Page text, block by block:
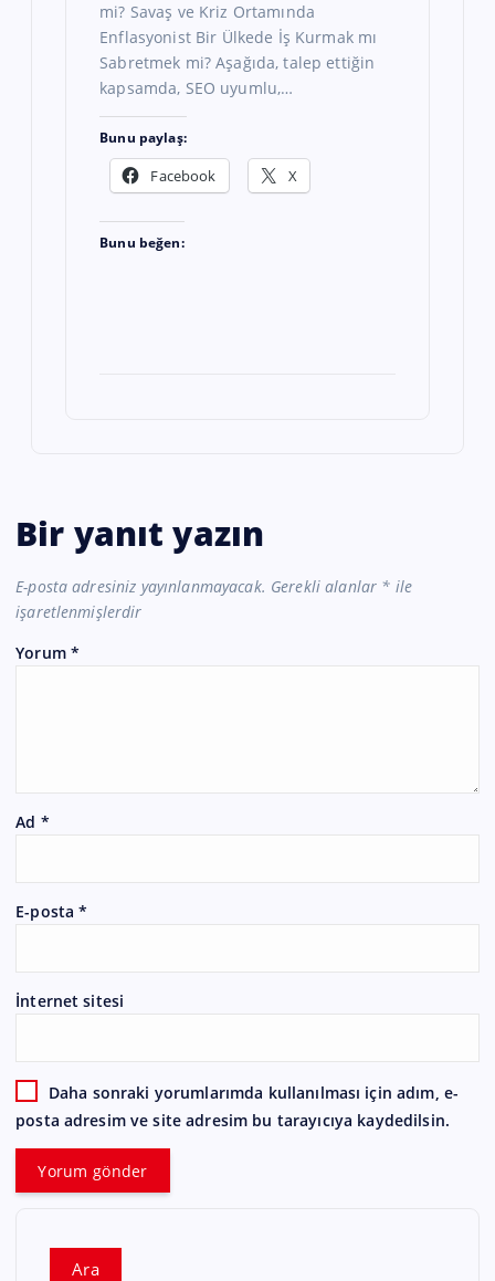
mi? Savaş ve Kriz Ortamında
Enflasyonist Bir Ülkede İş Kurmak mı
Sabretmek mi? Aşağıda, talep ettiğin
kapsamda, SEO uyumlu,…
Bunu paylaş:
Facebook X
Bunu beğen:
Bir yanıt yazın
E-posta adresiniz yayınlanmayacak. Gerekli alanlar * ile
işaretlenmişlerdir
Yorum *
Ad *
E-posta*
İnternet sitesi
Daha sonraki yorumlarımda kullanılması için adım, e-
posta adresim ve site adresim bu tarayıcıya kaydedilsin.
Ara